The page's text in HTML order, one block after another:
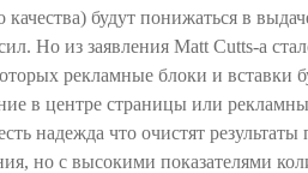
качества) будут понижаться в
Но из заявления Matt Cutts-а
рекламные блоки и вставки
в центре страницы или
надежда что очистят
но с высокими показателями